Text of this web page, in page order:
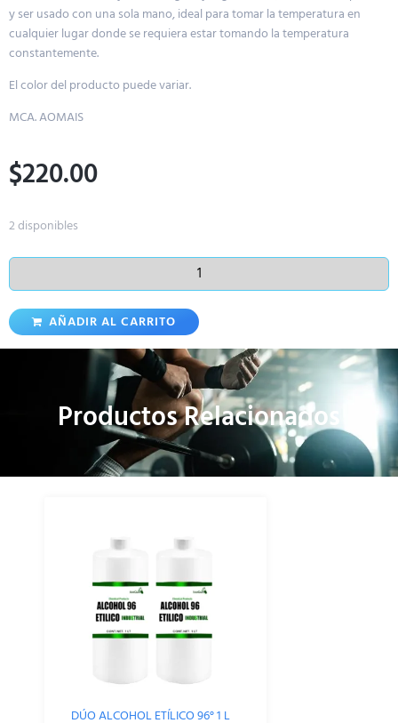
y ser usado con una sola mano, ideal para tomar la temperatura en
cualquier lugar donde se requiera estar tomando la temperatura
constantemente.
El color del producto puede variar.
MCA. AOMAIS
$220.00
2 disponibles
AÑADIR AL CARRITO
Productos Relacionados
DÚO ALCOHOL ETÍLICO 96° 1 L